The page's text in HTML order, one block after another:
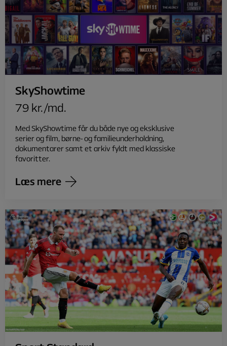
SkyShowtime
79 kr./md.
Med SkyShowtime får du både nye og eksklusive
serier og film, børne- og familieunderholdning,
dokumentarer samt et arkiv fyldt med klassiske
favoritter.
Læs mere